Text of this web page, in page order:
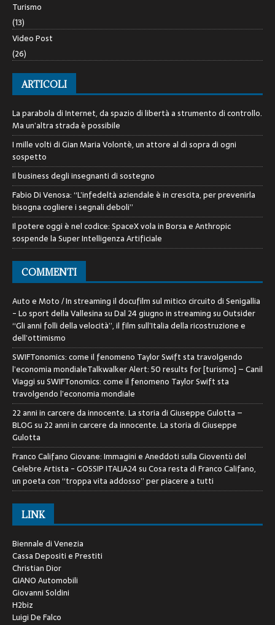
Turismo
(13)
Video Post
(26)
ARTICOLI
La parabola di Internet, da spazio di libertà a strumento di controllo.
Ma un’altra strada è possibile
I mille volti di Gian Maria Volontè, un attore al di sopra di ogni
sospetto
Il business degli insegnanti di sostegno
Fabio Di Venosa: “L’infedeltà aziendale è in crescita, per prevenirla
bisogna cogliere i segnali deboli”
Il potere oggi è nel codice: SpaceX vola in Borsa e Anthropic
sospende la Super Intelligenza Artificiale
COMMENTI
Auto e Moto / In streaming il docufilm sul mitico circuito di Senigallia
- Lo sport della VallesinasuDal 24 giugno in streaming su Outsider
“Gli anni folli della velocità”, il film sull’Italia della ricostruzione e
dell’ottimismo
SWIFTonomics: come il fenomeno Taylor Swift sta travolgendo
l’economia mondialeTalkwalker Alert: 50 results for [turismo] – Canil
ViaggisuSWIFTonomics: come il fenomeno Taylor Swift sta
travolgendo l’economia mondiale
22 anni in carcere da innocente. La storia di Giuseppe Gulotta –
BLOGsu 22 anni in carcere da innocente. La storia di Giuseppe
Gulotta
Franco Califano Giovane: Immagini e Aneddoti sulla Gioventù del
Celebre Artista - GOSSIP ITALIA24suCosa resta di Franco Califano,
un poeta con “troppa vita addosso” per piacere a tutti
LINK
Biennale di Venezia
Cassa Depositi e Prestiti
Christian Dior
GIANO Automobili
Giovanni Soldini
H2biz
Luigi De Falco